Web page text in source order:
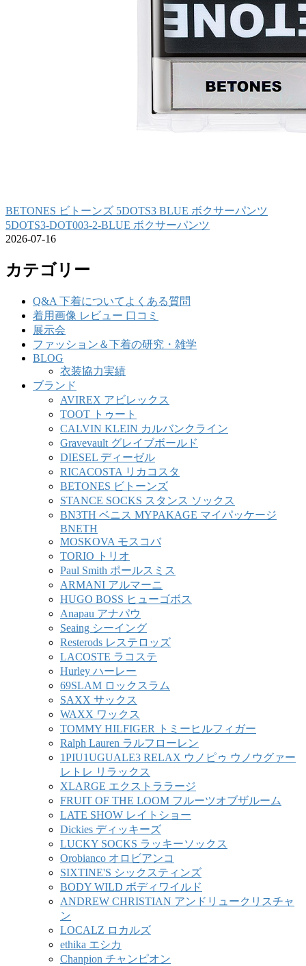
BETONES ビトーンズ 5DOTS3 BLUE ボクサーパンツ
5DOTS3-DOT003-2-BLUE ボクサーパンツ
2026-07-16
カテゴリー
Q&A 下着についてよくある質問
着用画像 レビュー 口コミ
展示会
ファッション＆下着の研究・雑学
BLOG
衣装協力実績
ブランド
AVIREX アビレックス
TOOT トゥート
CALVIN KLEIN カルバンクライン
Gravevault グレイブボールド
DIESEL ディーゼル
RICACOSTA リカコスタ
BETONES ビトーンズ
STANCE SOCKS スタンス ソックス
BN3TH ベニス MYPAKAGE マイパッケージ
BNETH
MOSKOVA モスコバ
TORIO トリオ
Paul Smith ポールスミス
ARMANI アルマーニ
HUGO BOSS ヒューゴボス
Anapau アナパウ
Seaing シーイング
Resterods レステロッズ
LACOSTE ラコステ
Hurley ハーレー
69SLAM ロックスラム
SAXX サックス
WAXX ワックス
TOMMY HILFIGER トミーヒルフィガー
Ralph Lauren ラルフローレン
1PIU1UGUALE3 RELAX ウノピゥ ウノウグァー
レトレ リラックス
XLARGE エクストララージ
FRUIT OF THE LOOM フルーツオブザルーム
LATE SHOW レイトショー
Dickies ディッキーズ
LUCKY SOCKS ラッキーソックス
Orobianco オロビアンコ
SIXTINE'S シックスティンズ
BODY WILD ボディワイルド
ANDREW CHRISTIAN アンドリュークリスチャ
ン
LOCALZ ロカルズ
ethika エシカ
Chanpion チャンピオン